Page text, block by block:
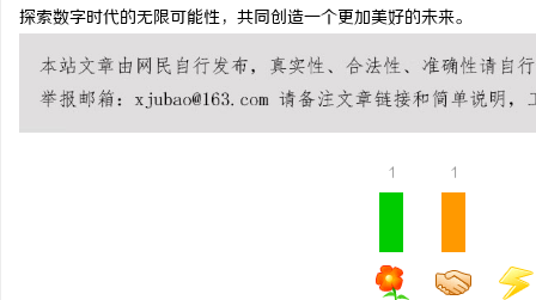
探索数字时代的无限可能性，共同创造一个更加美好的未来。
1 1
武汉配眼镜 上海配眼镜